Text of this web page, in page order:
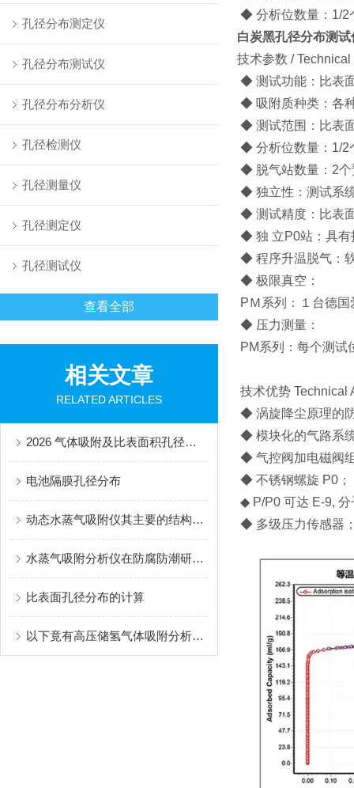
孔径分布测定仪
孔径分布测试仪
孔径分布分析仪
孔径检测仪
孔径测量仪
孔径测定仪
孔径测试仪
查看全部
相关文章
RELATED ARTICLES
2026 气体吸附及比表面积孔径分析仪采购市场调研报告
电池隔膜孔径分布
动态水蒸气吸附仪其主要的结构特点分别是什么？
水蒸气吸附分析仪在防腐防潮研究中的关键作用
比表面孔径分布的计算
以下竟有高压储氢气体吸附分析仪如此详细的操作指南
◆ 分析位数量：1/2
白炭黑孔径分布测试
技术参数 /
◆ 测试功能：比表
◆ 吸附质种类：各
◆ 测试范围：比表
◆ 分析位数量：1/2
◆ 脱气站数量：2个
◆ 独立性：测试系
◆ 测试精度：比表
◆ 独 立P0站：具有
◆ 程序升温脱气：
◆ 极限真空：
PＭ系列：１台德
◆ 压力测量：
PM系列：每个测试
技术优势 Technical
◆ 涡旋降尘原理的
◆ 模块化的气路系
◆ 气控阀加电磁阀
◆ 不锈钢螺旋 P0；
◆ P/P0 可达 E-9, 分
◆ 多级压力传感器